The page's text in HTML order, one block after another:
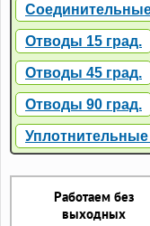
Отводы 15 град.
Отводы 45 град.
Отводы 90 град.
Работаем без
выходных